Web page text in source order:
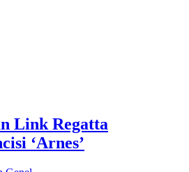
Link Regatta
‘Arnes’